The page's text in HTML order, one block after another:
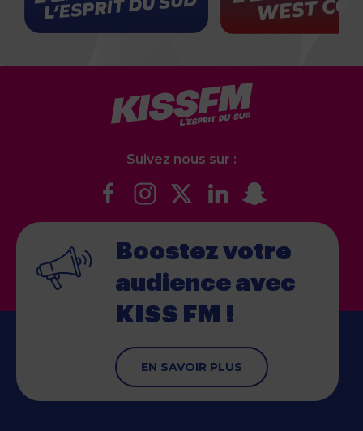
Suivez nous sur :
Boostez votre
audience avec
KISS FM !
EN SAVOIR PLUS